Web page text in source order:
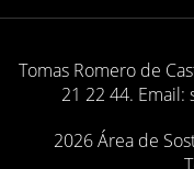
Tomas Romero de
21 22 44.
2026 Área de